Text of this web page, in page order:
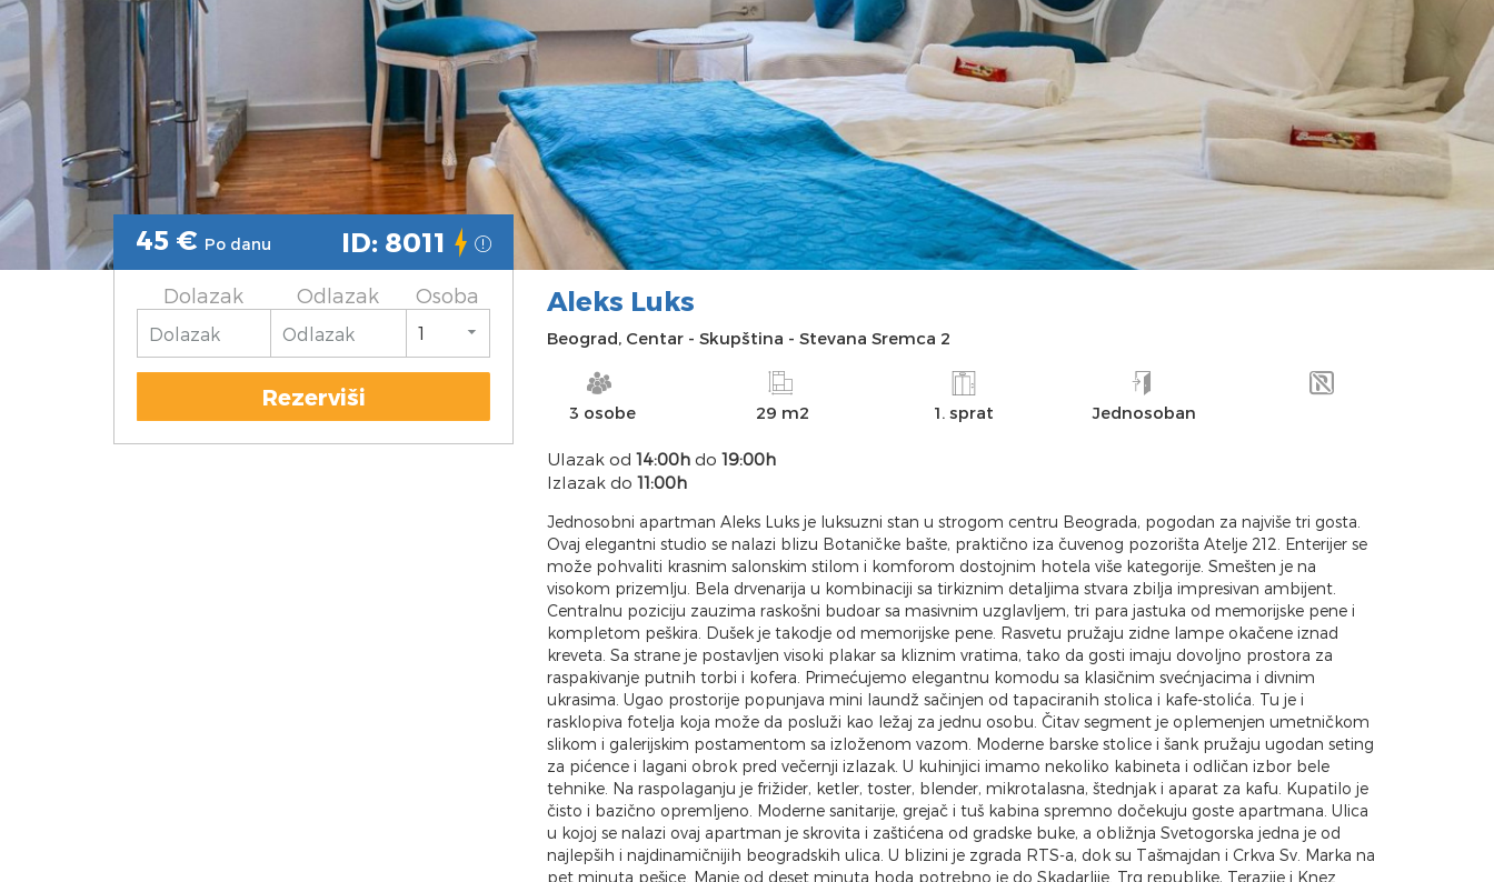
INFO SLIKE
45 € Po danu ID: 8011
Dolazak Odlazak Osoba
Rezerviši
Aleks Luks
Beograd, Centar - Skupština - Stevana Sremca 2
3 osobe 29 m2 1. sprat Jednosoban
Ulazak od 14:00h do 19:00h
Izlazak do 11:00h
Jednosobni apartman Aleks Luks je luksuzni stan u strogom centru Beograda, pogodan za najviše tri gosta.
Ovaj elegantni studio se nalazi blizu Botaničke bašte, praktično iza čuvenog pozorišta Atelje 212. Enterijer se
može pohvaliti krasnim salonskim stilom i komforom dostojnim hotela više kategorije. Smešten je na
visokom prizemlju. Bela drvenarija u kombinaciji sa tirkiznim detaljima stvara zbilja impresivan ambijent.
Centralnu poziciju zauzima raskošni budoar sa masivnim uzglavljem, tri para jastuka od memorijske pene i
kompletom peškira. Dušek je takodje od memorijske pene. Rasvetu pružaju zidne lampe okačene iznad
kreveta. Sa strane je postavljen visoki plakar sa kliznim vratima, tako da gosti imaju dovoljno prostora za
raspakivanje putnih torbi i kofera. Primećujemo elegantnu komodu sa klasičnim svećnjacima i divnim
ukrasima. Ugao prostorije popunjava mini laundž sačinjen od tapaciranih stolica i kafe-stolića. Tu je i
rasklopiva fotelja koja može da posluži kao ležaj za jednu osobu. Čitav segment je oplemenjen umetničkom
slikom i galerijskim postamentom sa izloženom vazom. Moderne barske stolice i šank pružaju ugodan seting
za pićence i lagani obrok pred večernji izlazak. U kuhinjici imamo nekoliko kabineta i odličan izbor bele
tehnike. Na raspolaganju je frižider, ketler, toster, blender, mikrotalasna, štednjak i aparat za kafu. Kupatilo je
čisto i bazično opremljeno. Moderne sanitarije, grejač i tuš kabina spremno dočekuju goste apartmana. Ulica
u kojoj se nalazi ovaj apartman je skrovita i zaštićena od gradske buke, a obližnja Svetogorska jedna je od
najlepših i najdinamičnijih beogradskih ulica. U blizini je zgrada RTS-a, dok su Tašmajdan i Crkva Sv. Marka na
pet minuta pešice. Manje od deset minuta hoda potrebno je do Skadarlije. Trg republike, Terazije i Knez